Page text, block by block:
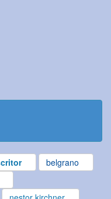
belgrano